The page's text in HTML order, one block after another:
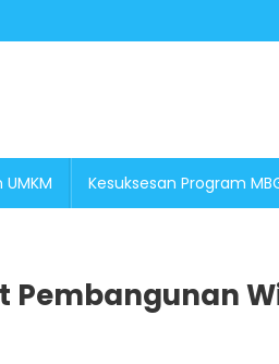
Kesuksesan Program
Pembangunan